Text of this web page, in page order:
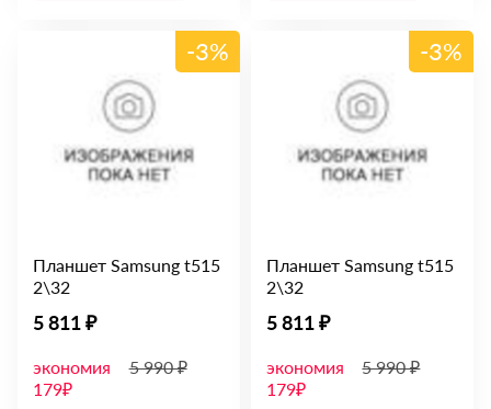
-3%
Планшет Samsung t515
2\32
5 811 ₽
экономия
179₽
5 990 ₽
-3%
Планшет Samsung t515
2\32
5 811 ₽
экономия
179₽
5 990 ₽